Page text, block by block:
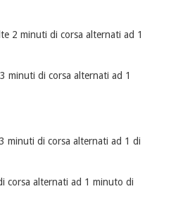
2 minuti di corsa alternati ad 1
minuti di corsa alternati ad 1
minuti di corsa alternati ad 1 di
corsa alternati ad 1 minuto di